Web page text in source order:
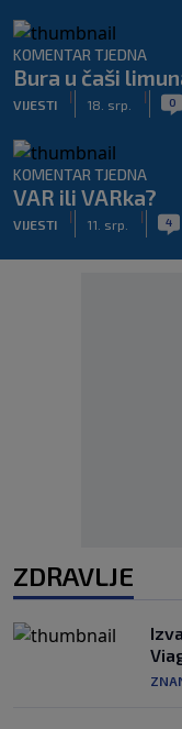
KOMENTAR TJEDNA
Bura u čaši
VIJESTI
|
18. srp.
| 0
KOMENTAR TJEDNA
VAR ili VARka?
VIJESTI
|
11. srp.
| 4
ZDRAVLJE